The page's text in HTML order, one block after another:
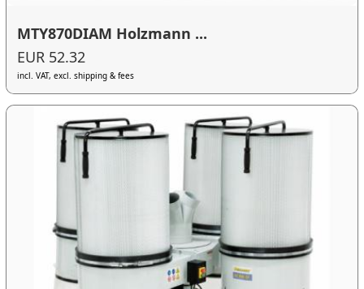
MTY870DIAM Holzmann ...
EUR 52.32
incl. VAT, excl. shipping & fees